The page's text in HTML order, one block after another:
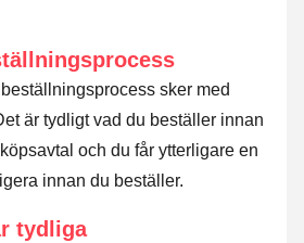
sker med
är tydligt vad du beställer innan
och du får ytterligare en
innan du beställer.
tydliga